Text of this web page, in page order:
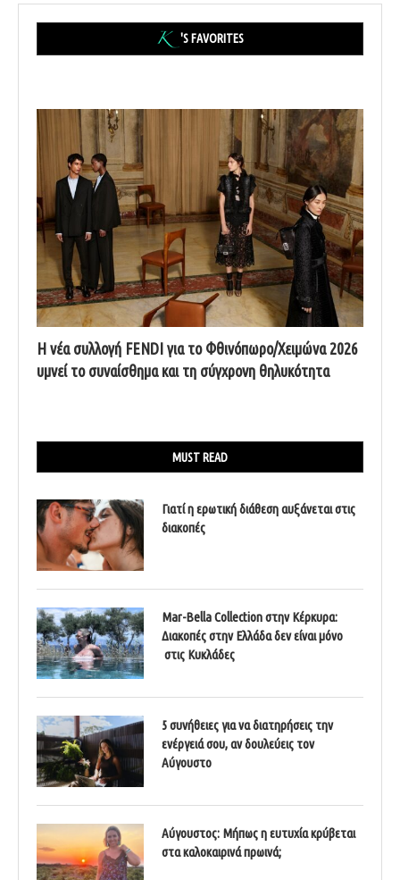
'S FAVORITES
Η νέα συλλογή FENDI για το Φθινόπωρο/Χειμώνα 2026
υμνεί το συναίσθημα και τη σύγχρονη θηλυκότητα
MUST READ
Γιατί η ερωτική διάθεση αυξάνεται στις
διακοπές
Mar-Bella Collection στην Κέρκυρα:
Διακοπές στην Ελλάδα δεν είναι μόνο
στις Κυκλάδες
5 συνήθειες για να διατηρήσεις την
ενέργειά σου, αν δουλεύεις τον
Αύγουστο
Αύγουστος: Μήπως η ευτυχία κρύβεται
στα καλοκαιρινά πρωινά;